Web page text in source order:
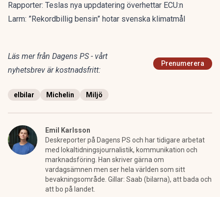
Rapporter: Teslas nya uppdatering överhettar ECU:n
Larm: ”Rekordbillig bensin” hotar svenska klimatmål
Läs mer från Dagens PS - vårt
nyhetsbrev är kostnadsfritt:
Prenumerera
elbilar Michelin Miljö
Emil Karlsson
Deskreporter på Dagens PS och har tidigare arbetat
med lokaltidningsjournalistik, kommunikation och
marknadsföring. Han skriver gärna om
vardagsämnen men ser hela världen som sitt
bevakningsområde. Gillar: Saab (bilarna), att bada och
att bo på landet.